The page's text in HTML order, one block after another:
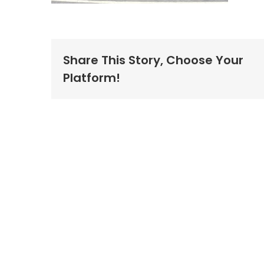
Share This Story, Choose Your
Platform!